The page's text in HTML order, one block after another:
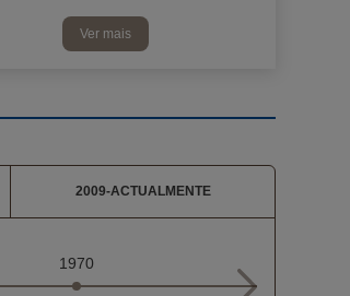
Ver mais
2009-ACTUALMENTE
1970